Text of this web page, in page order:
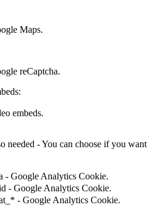
Maps.
reCaptcha.
embeds.
needed - You can choose if you want
- Google Analytics Cookie.
- Google Analytics Cookie.
- Google Analytics Cookie.